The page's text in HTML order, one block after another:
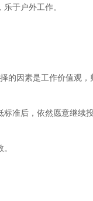
于户外工作。
因素是工作价值观，
后，依然愿意继续